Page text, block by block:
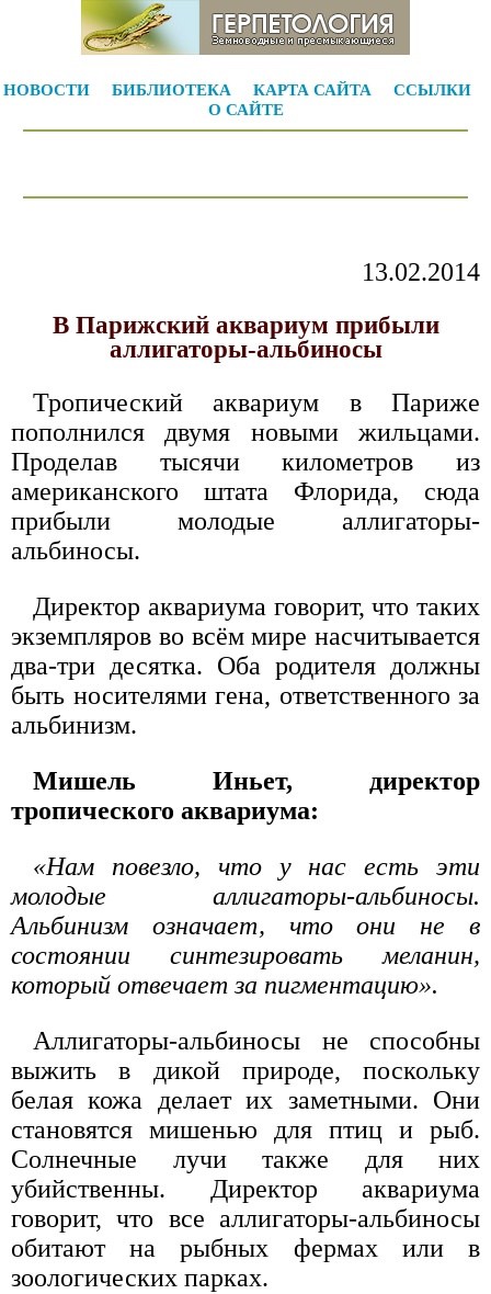
НОВОСТИ БИБЛИОТЕКА КАРТА САЙТА
ССЫЛКИ
О САЙТЕ
13.02.2014
В Парижский аквариум прибыли
аллигаторы-альбиносы
Тропический аквариум в Париже
пополнился двумя новыми жильцами.
Проделав тысячи километров из
американского штата Флорида, сюда
прибыли молодые аллигаторы-
альбиносы.
Директор аквариума говорит, что таких
экземпляров во всём мире насчитывается
два-три десятка. Оба родителя должны
быть носителями гена, ответственного за
альбинизм.
Мишель Иньет, директор
тропического аквариума:
«Нам повезло, что у нас есть эти
молодые аллигаторы-альбиносы.
Альбинизм означает, что они не в
состоянии синтезировать меланин,
который отвечает за пигментацию».
Аллигаторы-альбиносы не способны
выжить в дикой природе, поскольку
белая кожа делает их заметными. Они
становятся мишенью для птиц и рыб.
Солнечные лучи также для них
убийственны. Директор аквариума
говорит, что все аллигаторы-альбиносы
обитают на рыбных фермах или в
зоологических парках.